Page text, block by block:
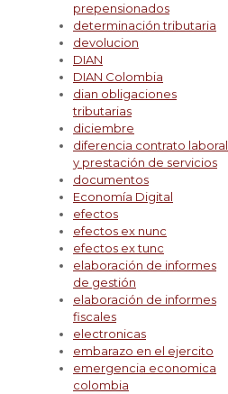
prepensionados
determinación tributaria
devolucion
DIAN
DIAN Colombia
dian obligaciones
tributarias
diciembre
diferencia contrato laboral
y prestación de servicios
documentos
Economía Digital
efectos
efectos ex nunc
efectos ex tunc
elaboración de informes
de gestión
elaboración de informes
fiscales
electronicas
embarazo en el ejercito
emergencia economica
colombia